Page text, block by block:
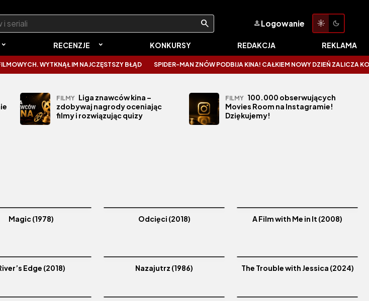
Logowanie
RECENZJE KONKURSY REDAKCJA REKLAMA
WYTKNĄŁ IM NAJCZĘSTSZY BŁĄD SPIDER-MAN ZNÓW PODBIJA KINA! CAŁKIEM NOWY DZIEŃ ZALICZA
FILMY Liga znawców kina –
zdobywaj nagrody oceniając
filmy i rozwiązując quizy
FILMY 100.000 obserwujących
Movies Room na Instagramie!
Dziękujemy!
Magic (1978) Odcięci (2018) A Film with Me in It (2008)
Edge (2018) Nazajutrz (1986) The Trouble with Jessica (2024)